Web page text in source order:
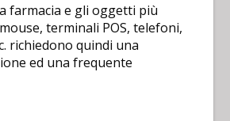
farmacia e gli oggetti più
terminali POS, telefoni,
richiedono quindi una
ed una frequente